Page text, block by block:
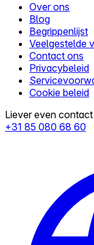
Over ons
Blog
Begrippenlijst
Veelgestelde
Contact ons
Privacybeleid
Cookie beleid
Liever even
+31 85 080 68 60